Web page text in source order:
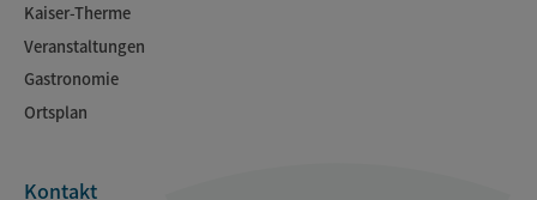
Kaiser-Therme
Veranstaltungen
Gastronomie
Ortsplan
Kontakt